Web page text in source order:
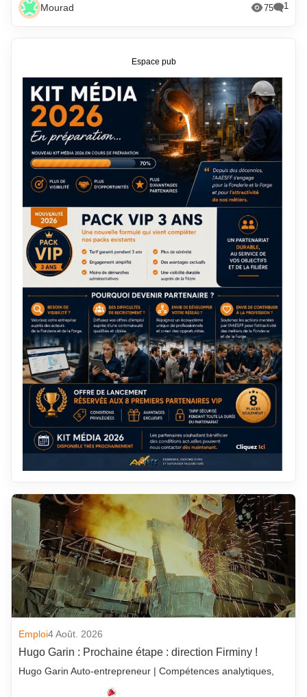
Mourad 75 1
Emploi4 Août. 2026
Hugo Garin : Prochaine étape : direction Firminy !
Hugo Garin Auto-entrepreneur | Compétences analytiques,
Espace pub